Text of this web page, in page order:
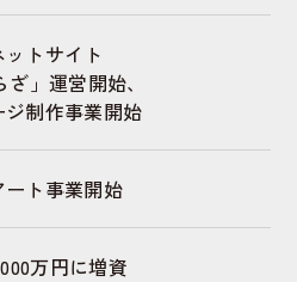
トサイト
ざ」運営開始、
ジ制作事業開始
ート事業開始
万円に増資